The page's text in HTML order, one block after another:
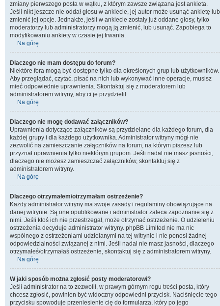
zmiany pierwszego posta w wątku, z którym zawsze związana jest ankieta.
Jeśli nikt jeszcze nie oddał głosu w ankiecie, jej autor może usunąć ankietę lub
zmienić jej opcje. Jednakże, jeśli w ankiecie zostały już oddane głosy, tylko
moderatorzy lub administratorzy mogą ją zmienić, lub usunąć. Zapobiega to
modyfikowaniu ankiety w czasie jej trwania.
Na górę
Dlaczego nie mam dostępu do forum?
Niektóre fora mogą być dostępne tylko dla określonych grup lub użytkowników.
Aby przeglądać, czytać, pisać na nich lub wykonywać inne operacje, musisz
mieć odpowiednie uprawnienia. Skontaktuj się z moderatorem lub
administratorem witryny, aby ci je przydzielił.
Na górę
Dlaczego nie mogę dodawać załączników?
Uprawnienia dotyczące załączników są przydzielane dla każdego forum, dla
każdej grupy i dla każdego użytkownika. Administrator witryny mógł nie
zezwolić na zamieszczanie załączników na forum, na którym piszesz lub
przyznał uprawnienia tylko niektórym grupom. Jeśli nadal nie masz jasności,
dlaczego nie możesz zamieszczać załączników, skontaktuj się z
administratorem witryny.
Na górę
Dlaczego otrzymałem/otrzymałam ostrzeżenie?
Każdy administrator witryny ma swoje zasady i regulaminy obowiązujące na
danej witrynie. Są one opublikowane i administrator zaleca zapoznanie się z
nimi. Jeśli ktoś ich nie przestrzegał, może otrzymać ostrzeżenie. O udzieleniu
ostrzeżenia decyduje administrator witryny. phpBB Limited nie ma nic
wspólnego z ostrzeżeniami udzielanymi na tej witrynie i nie ponosi żadnej
odpowiedzialności związanej z nimi. Jeśli nadal nie masz jasności, dlaczego
otrzymałeś/otrzymałaś ostrzeżenie, skontaktuj się z administratorem witryny.
Na górę
W jaki sposób można zgłosić posty moderatorowi?
Jeśli administrator na to zezwolił, w prawym górnym rogu treści posta, który
chcesz zgłosić, powinien być widoczny odpowiedni przycisk. Naciśnięcie tego
przycisku spowoduje przeniesienie cię do formularza, który po jego